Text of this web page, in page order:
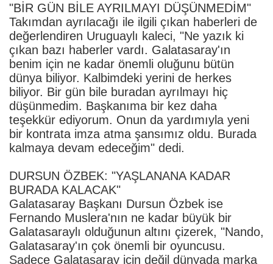
"BİR GÜN BİLE AYRILMAYI DÜŞÜNMEDİM"
Takımdan ayrılacağı ile ilgili çıkan haberleri de
değerlendiren Uruguaylı kaleci, "Ne yazık ki
çıkan bazı haberler vardı. Galatasaray'ın
benim için ne kadar önemli oluğunu bütün
dünya biliyor. Kalbimdeki yerini de herkes
biliyor. Bir gün bile buradan ayrılmayı hiç
düşünmedim. Başkanıma bir kez daha
teşekkür ediyorum. Onun da yardımıyla yeni
bir kontrata imza atma şansımız oldu. Burada
kalmaya devam edeceğim" dedi.
DURSUN ÖZBEK: "YAŞLANANA KADAR
BURADA KALACAK"
Galatasaray Başkanı Dursun Özbek ise
Fernando Muslera'nın ne kadar büyük bir
Galatasaraylı olduğunun altını çizerek, "Nando,
Galatasaray'ın çok önemli bir oyuncusu.
Sadece Galatasaray için değil dünyada marka